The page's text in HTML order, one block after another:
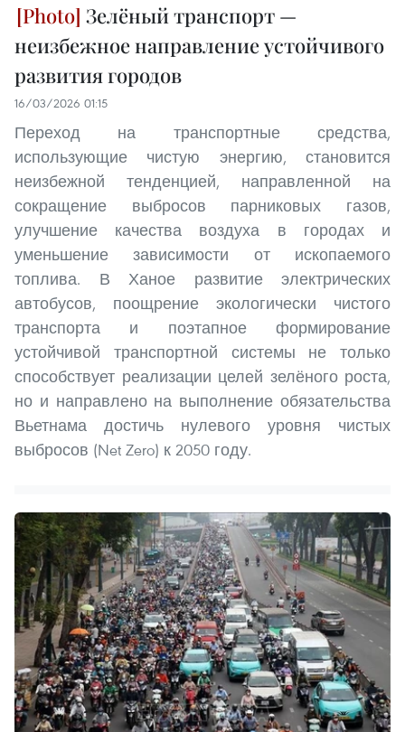
Зелёный транспорт —
неизбежное направление устойчивого
развития городов
16/03/2026 01:15
Переход на транспортные средства,
использующие чистую энергию, становится
неизбежной тенденцией, направленной на
сокращение выбросов парниковых газов,
улучшение качества воздуха в городах и
уменьшение зависимости от ископаемого
топлива. В Ханое развитие электрических
автобусов, поощрение экологически чистого
транспорта и поэтапное формирование
устойчивой транспортной системы не только
способствует реализации целей зелёного роста,
но и направлено на выполнение обязательства
Вьетнама достичь нулевого уровня чистых
выбросов (Net Zero) к 2050 году.